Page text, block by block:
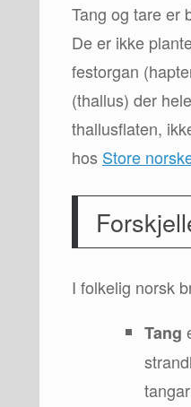
Tang og tare er
De er ikke
festorgan
(thallus) der
thallusflaten,
hos Store
I folkelig norsk
Tang